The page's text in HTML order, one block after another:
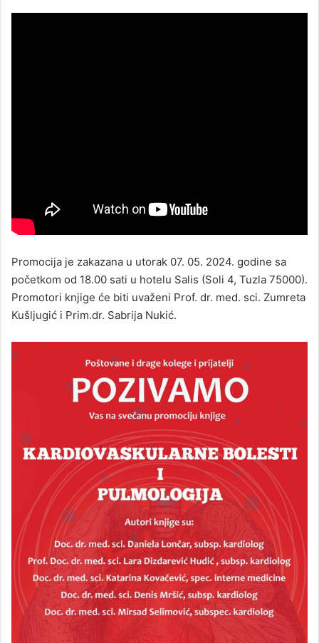
Promocija je zakazana u utorak 07. 05. 2024. godine sa
početkom od 18.00 sati u hotelu Salis (Soli 4, Tuzla 75000).
Promotori knjige će biti uvaženi Prof. dr. med. sci. Zumreta
Kušljugić i Prim.dr. Sabrija Nukić.